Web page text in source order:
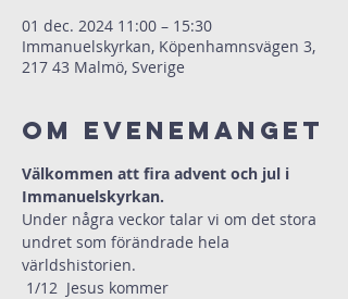
01 dec. 2024 11:00 – 15:30
Immanuelskyrkan, Köpenhamnsvägen 3,
217 43 Malmö, Sverige
Om evenemanget
Välkommen att fira advent och jul i
Immanuelskyrkan.
Under några veckor talar vi om det stora
undret som förändrade hela
världshistorien.
1/12  Jesus kommer